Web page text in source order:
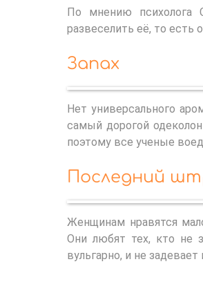
По мнению психолога
развеселить её, то
Запах
Нет универсального
самый дорогой
поэтому все ученые
Последний
Женщинам нравятся
Они любят тех, кто не
вульгарно, и не